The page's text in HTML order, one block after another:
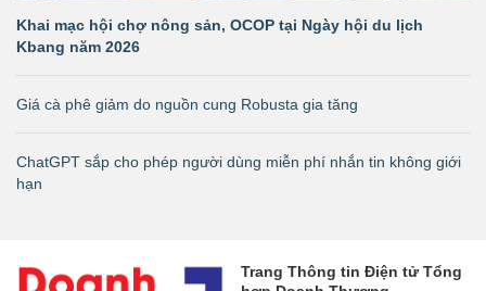
Khai mạc hội chợ nông sản, OCOP tại Ngày hội du lịch
Kbang năm 2026
Giá cà phê giảm do nguồn cung Robusta gia tăng
ChatGPT sắp cho phép người dùng miễn phí nhắn tin không giới
hạn
Trang Thông tin Điện tử Tổng